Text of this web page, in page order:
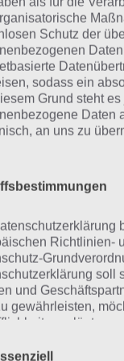
ist die Lösung
welche
Wort auch zu
eine kurze
Herbst ist eine
Er ist vor
Schutz der
sodass ein
Grund steht
Daten
an uns zu
Richtlinien-
soll
und
gewährleisten,
erläutern.
in dieser